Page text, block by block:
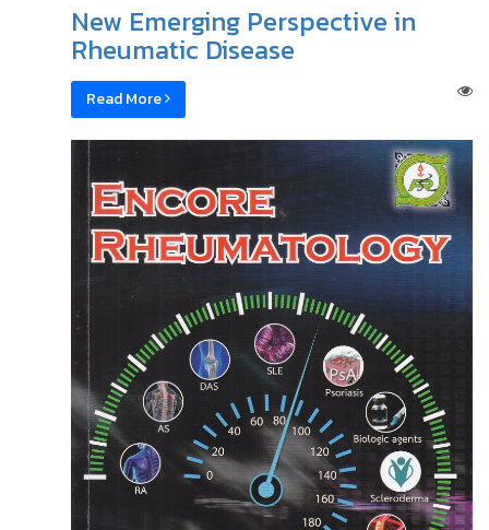
New Emerging Perspective in
Rheumatic Disease
Read More